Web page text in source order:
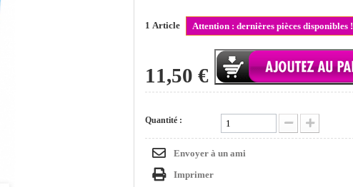
1 Article Attention : dernières pièces disponibles !
11,50 €
Quantité :
Envoyer à un ami
Imprimer